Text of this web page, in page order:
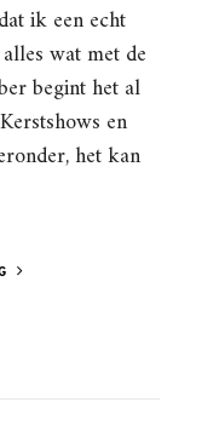
ik een echt
wat met de
begint het al
en
het kan